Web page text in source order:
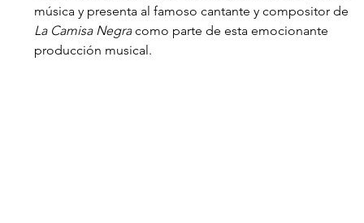
música y presenta al famoso cantante y compositor de
La Camisa Negra como parte de esta emocionante
producción musical.